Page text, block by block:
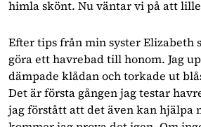
himla skönt. Nu väntar vi på att
Efter tips från min syster Elizabeth
göra ett havrebad till honom. Jag
dämpade klådan och torkade ut
Det är första gången jag testar
jag förstått att det även kan hjälpa